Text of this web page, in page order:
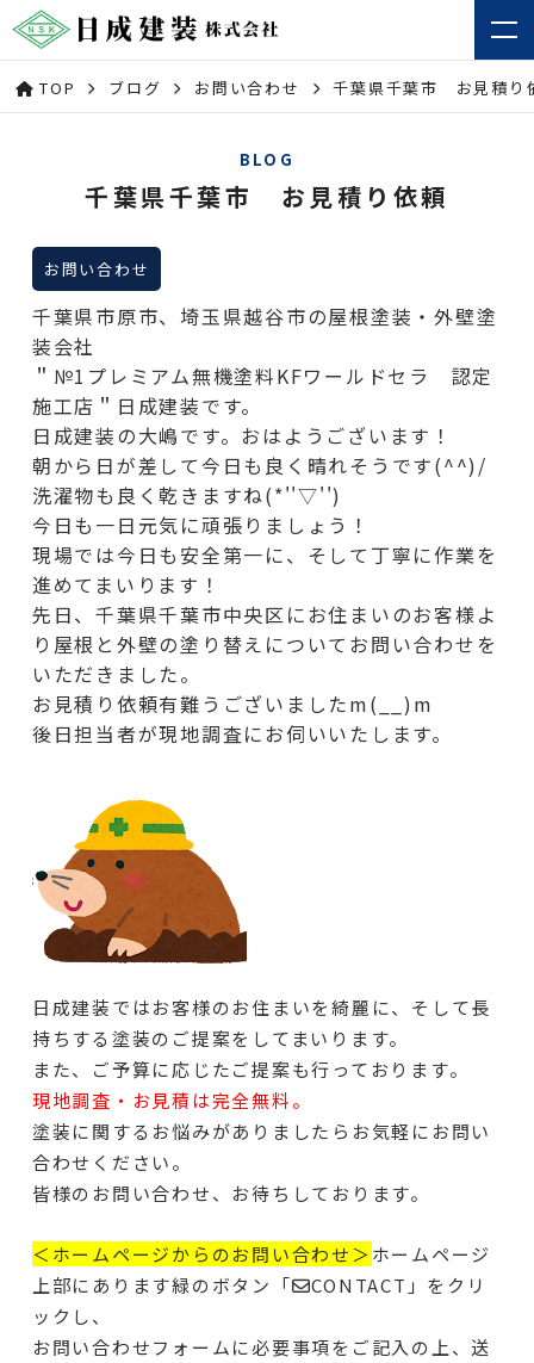
TOP ブログ お問い合わせ 千葉県千葉市 お見積り
BLOG
千葉県千葉市 お見積り依頼
お問い合わせ
千葉県市原市、埼玉県越谷市の屋根塗装・外壁塗
装会社
＂№1プレミアム無機塗料KFワールドセラ 認定
施工店＂日成建装です。
日成建装の大嶋です。おはようございます！
朝から日が差して今日も良く晴れそうです(^^)/
洗濯物も良く乾きますね(*''▽'')
今日も一日元気に頑張りましょう！
現場では今日も安全第一に、そして丁寧に作業を
進めてまいります！
先日、千葉県千葉市中央区にお住まいのお客様よ
り屋根と外壁の塗り替えについてお問い合わせを
いただきました。
お見積り依頼有難うございましたm(__)m
後日担当者が現地調査にお伺いいたします。
日成建装ではお客様のお住まいを綺麗に、そして長
持ちする塗装のご提案をしてまいります。
また、ご予算に応じたご提案も行っております。
現地調査・お見積は完全無料。
塗装に関するお悩みがありましたらお気軽にお問い
合わせください。
皆様のお問い合わせ、お待ちしております。
＜ホームページからのお問い合わせ＞ホームページ
上部にあります緑のボタン「✉CONTACT」をクリ
ックし、
お問い合わせフォームに必要事項をご記入の上、送